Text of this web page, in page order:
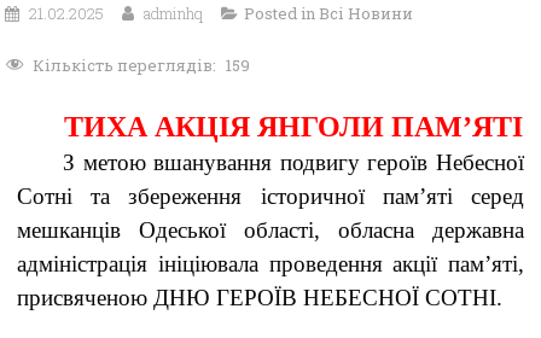
21.02.2025 adminhq Posted in Всі Новини
Кількість переглядів: 159
ТИХА АКЦІЯ ЯНГОЛИ ПАМ’ЯТІ
З метою вшанування подвигу героїв Небесної
Сотні та збереження історичної пам’яті серед
мешканців Одеської області, обласна державна
адміністрація ініціювала проведення акції пам’яті,
присвяченою ДНЮ ГЕРОЇВ НЕБЕСНОЇ СОТНІ.